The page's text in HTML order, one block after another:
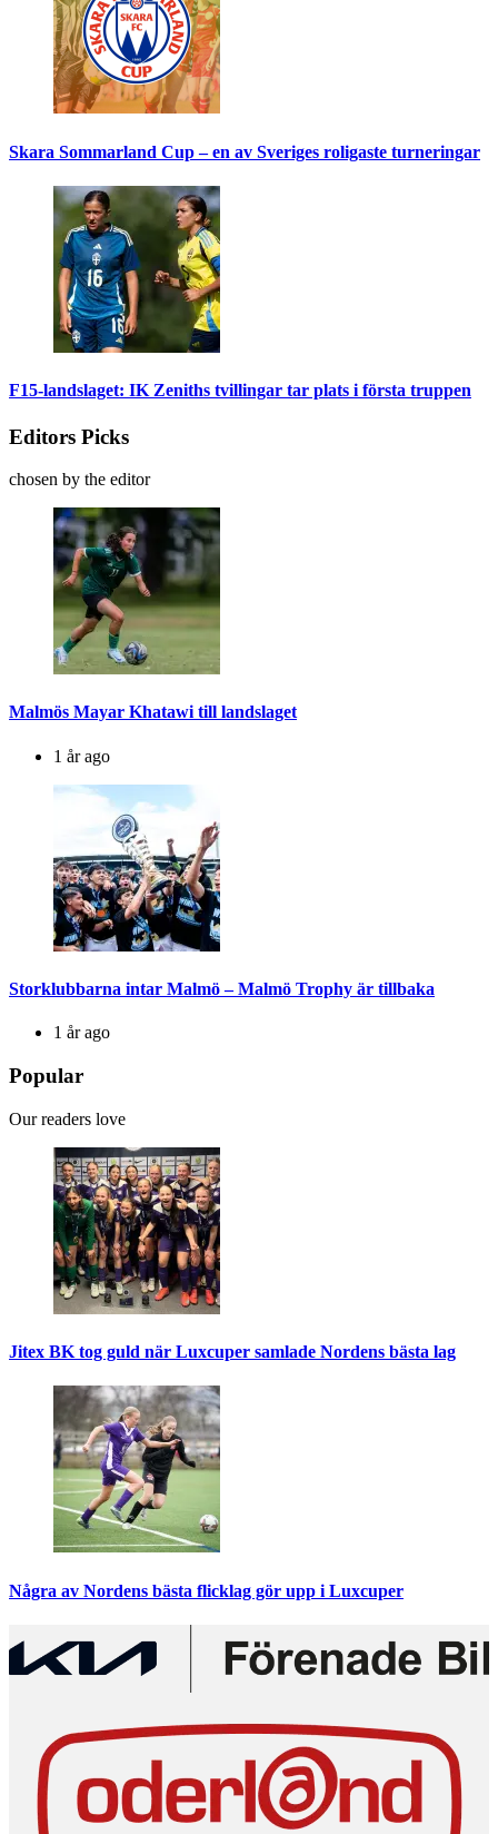
Skara Sommarland Cup – en av Sveriges roligaste turneringar
F15-landslaget: IK Zeniths tvillingar tar plats i första truppen
Editors Picks
chosen by the editor
Malmös Mayar Khatawi till landslaget
1 år ago
Storklubbarna intar Malmö – Malmö Trophy är tillbaka
1 år ago
Popular
Our readers love
Jitex BK tog guld när Luxcuper samlade Nordens bästa lag
Några av Nordens bästa flicklag gör upp i Luxcuper